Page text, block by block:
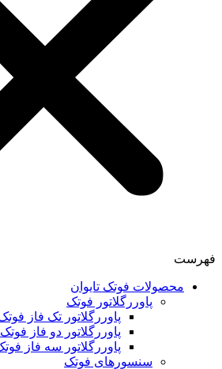
فهرست
محصولات فوتک تایوان
پاوررگلاتور فوتک
پاوررگلاتور تک فاز
پاوررگلاتور دو فاز فوتک
پاوررگلاتور سه فاز
سنسورهای فوتک